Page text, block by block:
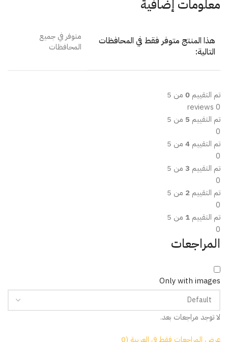
معلومات إضافية
هذا المنتج متوفر فقط في المحافظات
التالية:
متوفر في جميع
المحافظات
تم التقييم 0 من 5
0 reviews
تم التقييم 5 من 5
0
تم التقييم 4 من 5
0
تم التقييم 3 من 5
0
تم التقييم 2 من 5
0
تم التقييم 1 من 5
0
المراجعات
Only with images
لا توجد مراجعات بعد.
عرض المراجعات فقط في العربية (0